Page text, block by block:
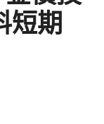
短期